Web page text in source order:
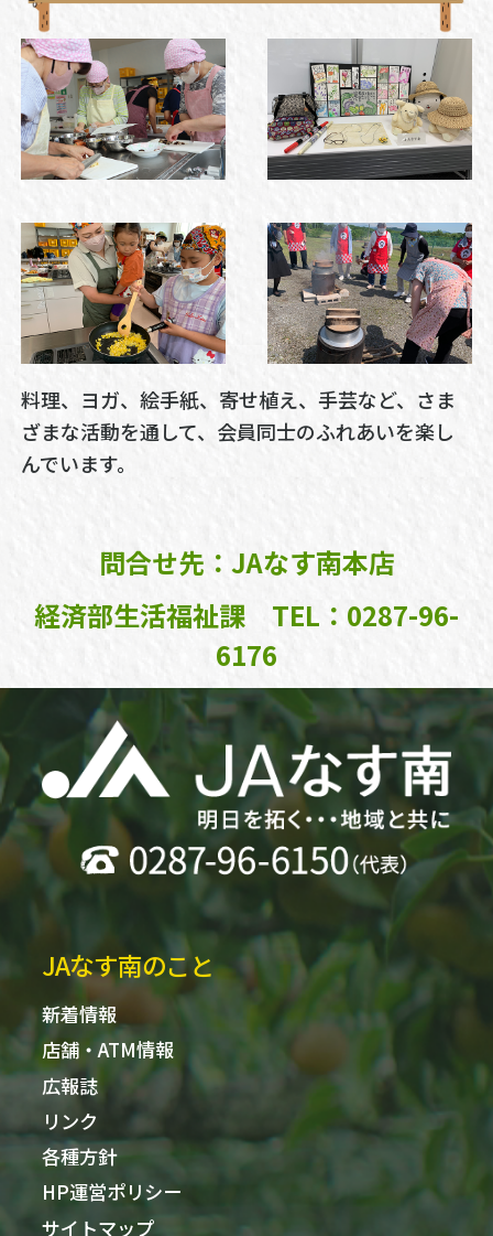
料理、ヨガ、絵手紙、寄せ植え、手芸など、さま
ざまな活動を通して、会員同士のふれあいを楽し
んでいます。
問合せ先：JAなす南本店
経済部生活福祉課 TEL：0287-96-
6176
JAなす南のこと
新着情報
店舗・ATM情報
広報誌
リンク
各種方針
HP運営ポリシー
サイトマップ